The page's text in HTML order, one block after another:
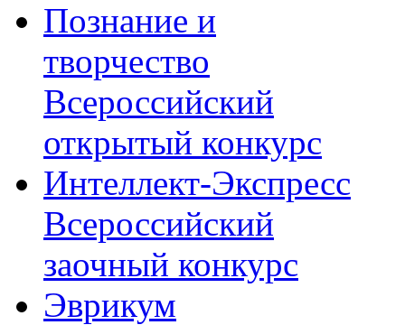
Познание и
творчество
Всероссийский
открытый конкурс
Интеллект-Экспресс
Всероссийский
заочный конкурс
Эврикум